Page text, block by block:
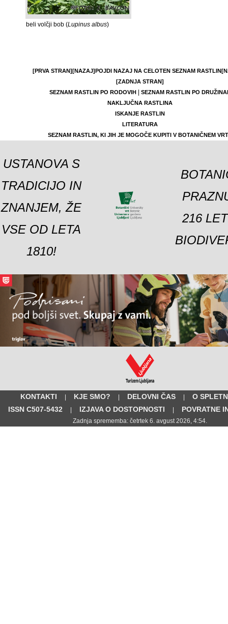
beli volčji bob (Lupinus albus)
[PRVA STRAN][NAZAJ]POJDI NAZAJ NA CELOTEN SEZNAM RASTLIN
[ZADNJA STRAN]
SEZNAM RASTLIN PO RODOVIH|
SEZNAM RASTLIN PO
NAKLJUČNA RASTLINA
ISKANJE RASTLIN
LITERATURA
SEZNAM RASTLIN, KI JIH JE MOGOČE KUPITI V BOTANIČNEM
USTANOVA S
TRADICIJO IN
ZNANJEM, ŽE
VSE OD LETA
1810!
216
KONTAKTI | KJE SMO? | DELOVNI ČAS |
O
ISSN C507-5432
| IZJAVA O DOSTOPNOSTI | POVRATNE
Zadnja sprememba: četrtek 6. avgust 2026, 4:54.